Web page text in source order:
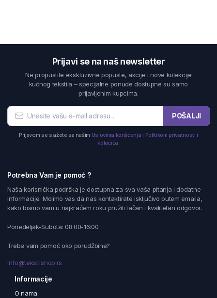
Prijavi se na naš newsletter
Ne propustite ekskluzivne popuste, akcije i nove kolekcije
kućnog tekstila – specijalne ponude dostupne su samo
prijavljenim kupcima.
POŠALJI
Prijavom se slažete sa našim Uslovima korišćenja i Politikom privatnosti i
kolačića.
Potrebna Vam je pomoć ?
Naša korisnička podrška je dostupna za sva vaša pitanja i dodatne
informacije. Molimo vas da nas kontaktirate isključivo putem emaila,
kako bismo vam u najkraćem roku pružili tačan i kvalitetan odgovor.
Ponedeljak-Subota: 08:00-16:00
Treba vam pomoć oko porudžbine?
info@tekstilshop.rs
Informacije
O nama